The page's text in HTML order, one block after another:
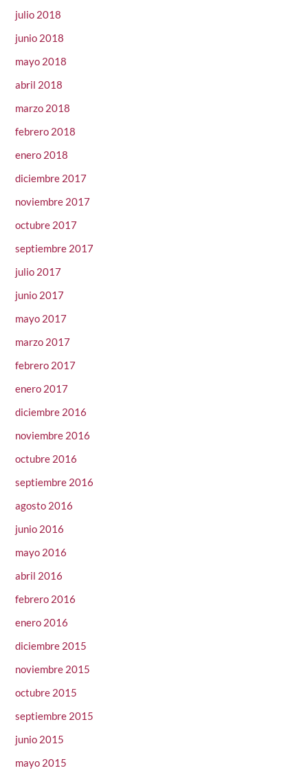
julio 2018
junio 2018
mayo 2018
abril 2018
marzo 2018
febrero 2018
enero 2018
diciembre 2017
noviembre 2017
octubre 2017
septiembre 2017
julio 2017
junio 2017
mayo 2017
marzo 2017
febrero 2017
enero 2017
diciembre 2016
noviembre 2016
octubre 2016
septiembre 2016
agosto 2016
junio 2016
mayo 2016
abril 2016
febrero 2016
enero 2016
diciembre 2015
noviembre 2015
octubre 2015
septiembre 2015
junio 2015
mayo 2015